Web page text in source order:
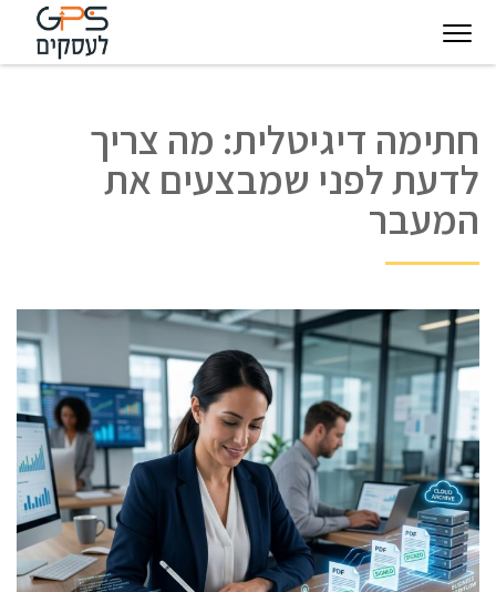
עסקיות מצפן
להצלחה
לקוחותינו
חתימה דיגיטלית: מה צריך
לדעת לפני שמבצעים את
המעבר